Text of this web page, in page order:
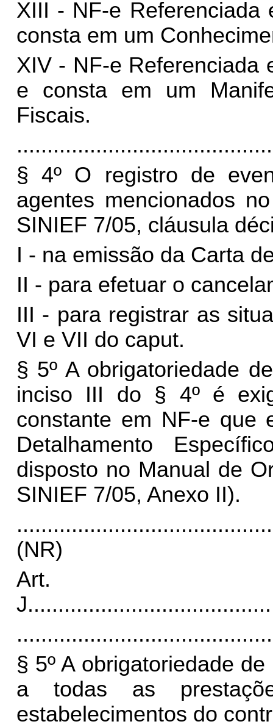
XIII - NF-e Referenciada
consta em um
XIV - NF-e Referenciada
e consta em um
Fiscais.
§ 4º O registro de
agentes mencionados
SINIEF 7/05, cláusula
I - na emissão da Carta
II - para efetuar o
III - para registrar as
VI e VII do caput.
§ 5º A obrigatoriedade
inciso III do § 4º é
constante em NF-e que
Detalhamento
disposto no Manual de
SINIEF 7/05, Anexo II).
(NR)
Art.
J
§ 5º A obrigatoriedade
a todas as
estabelecimentos do